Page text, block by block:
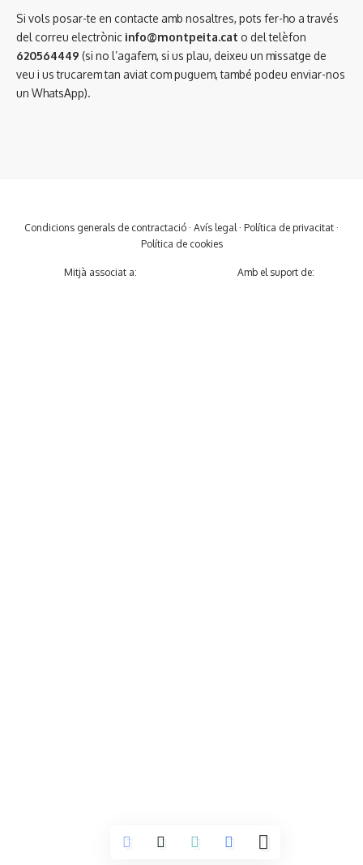
Si vols posar-te en contacte amb nosaltres, pots fer-ho a través
del correu electrònic info@montpeita.cat o del telèfon
620564449 (si no l’agafem, si us plau, deixeu un missatge de
veu i us trucarem tan aviat com puguem, també podeu enviar-nos
un WhatsApp).
Condicions generals de contractació · Avís legal· Política de privacitat ·
Política de cookies
Mitjà associat a: Amb el suport de: